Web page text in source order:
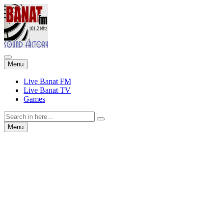
Menu Skip
to
content
Live Banat FM
Live Banat TV
Games
Search
for:Menu Skip
to